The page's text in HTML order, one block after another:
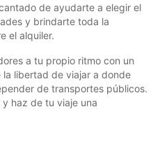
de ayudarte a elegir el
y brindarte toda la
el alquiler.
a tu propio ritmo con un
libertad de viajar a donde
de transportes públicos.
y haz de tu viaje una